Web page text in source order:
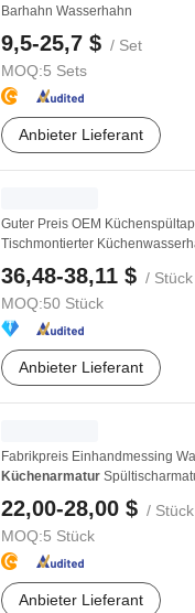
Barhahn Wasserhahn
9,5-25,7 $ / Set
MOQ:5 Sets
Anbieter Lieferant
Guter Preis OEM
Tischmontierter
36,48-38,11 $ / Stück
MOQ:50 Stück
Anbieter Lieferant
Fabrikpreis Einhandmessing
Küchenarmatur
22,00-28,00 $ / Stück
MOQ:5 Stück
Anbieter Lieferant